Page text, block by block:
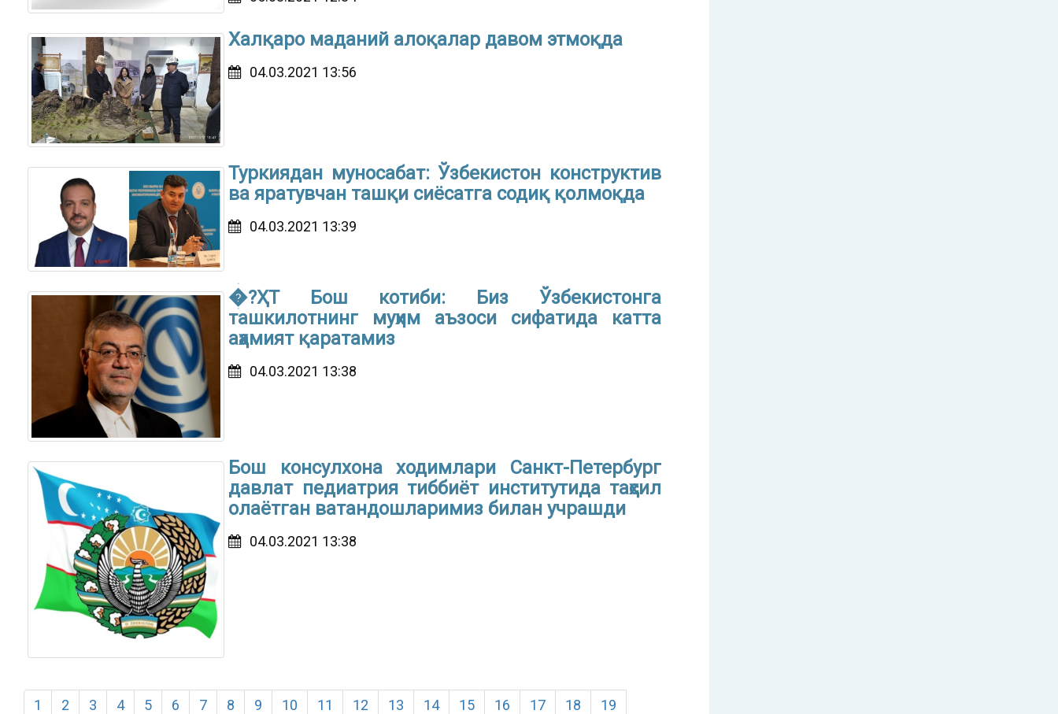
Халқаро маданий алоқалар давом этмоқда
04.03.2021 13:56
Туркиядан муносабат: Ўзбекистон конструктив
ва яратувчан ташқи сиёсатга содиқ қолмоқда
04.03.2021 13:39
�?ҲТ Бош котиби: Биз Ўзбекистонга
ташкилотнинг муҳим аъзоси сифатида катта
аҳамият қаратамиз
04.03.2021 13:38
Бош консулхона ходимлари Санкт-Петербург
давлат педиатрия тиббиёт институтида таҳсил
олаётган ватандошларимиз билан учрашди
04.03.2021 13:38
1 2 3 4 5 6 7 8 9 10 11 12 13 14 15 16 17 18
19